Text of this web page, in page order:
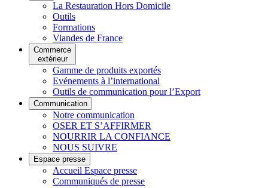
La Restauration Hors Domicile
Outils
Formations
Viandes de France
Commerce
extérieur
Gamme de produits exportés
Evénements à l’international
Outils de communication pour l’Export
Communication
Notre communication
OSER ET S’AFFIRMER
NOURRIR LA CONFIANCE
NOUS SUIVRE
Espace presse
Accueil Espace presse
Communiqués de presse